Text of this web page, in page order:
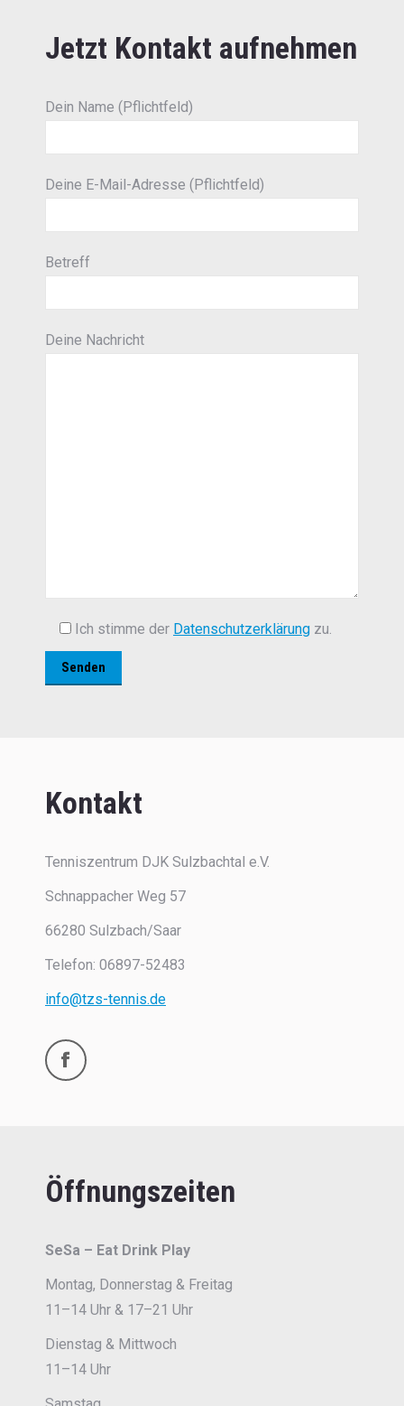
Jetzt Kontakt aufnehmen
Dein Name (Pflichtfeld)
Deine E-Mail-Adresse (Pflichtfeld)
Betreff
Deine Nachricht
Ich stimme der Datenschutzerklärung zu.
Öffnungszeiten
SeSa – Eat Drink Play
Montag, Donnerstag & Freitag
11–14 Uhr & 17–21 Uhr
Dienstag & Mittwoch
11–14 Uhr
Kontakt
Tenniszentrum DJK Sulzbachtal e.V.
Schnappacher Weg 57
66280 Sulzbach/Saar
Telefon: 06897-52483
info@tzs-tennis.de
Facebook